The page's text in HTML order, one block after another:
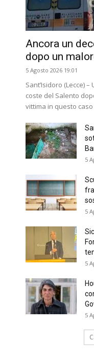
Ancora un
dopo un
5 Agosto 2026 19:01
Sant’Isidoro (Lecce)
coste del Salento
vittima in questo
5
5
5
5